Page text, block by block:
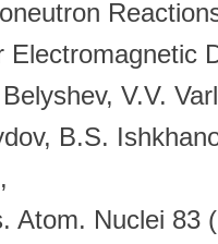
Electromagnetic
V.V.
B.S.
Atom. Nuclei 83